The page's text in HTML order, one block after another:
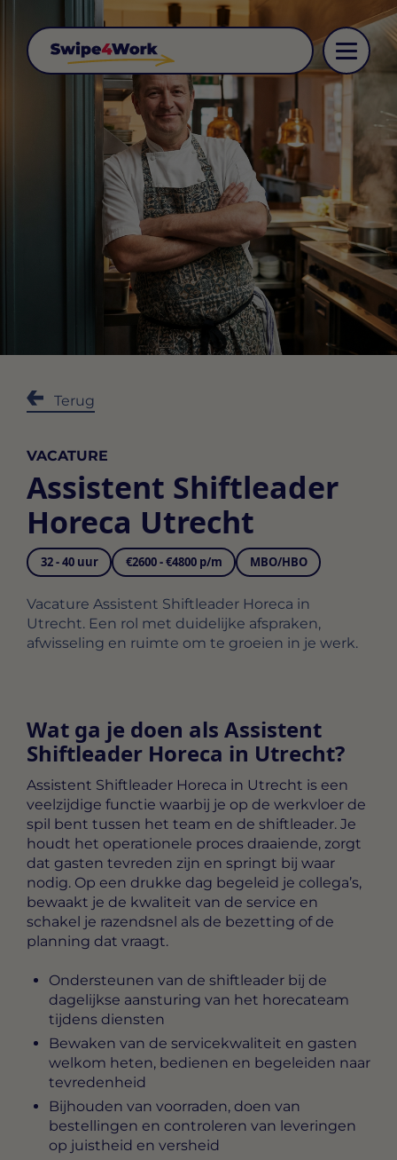
Terug
VACATURE
Assistent Shiftleader
Horeca Utrecht
32 - 40 uur €2600 - €4800 p/m MBO/HBO
Vacature Assistent Shiftleader Horeca in
Utrecht. Een rol met duidelijke afspraken,
afwisseling en ruimte om te groeien in je werk.
Wat ga je doen als Assistent
Shiftleader Horeca in Utrecht?
Assistent Shiftleader Horeca in Utrecht is een
veelzijdige functie waarbij je op de werkvloer de
spil bent tussen het team en de shiftleader. Je
houdt het operationele proces draaiende, zorgt
dat gasten tevreden zijn en springt bij waar
nodig. Op een drukke dag begeleid je collega’s,
bewaakt je de kwaliteit van de service en
schakel je razendsnel als de bezetting of de
planning dat vraagt.
Ondersteunen van de shiftleader bij de
dagelijkse aansturing van het horecateam
tijdens diensten
Bewaken van de servicekwaliteit en gasten
welkom heten, bedienen en begeleiden naar
tevredenheid
Bijhouden van voorraden, doen van
bestellingen en controleren van leveringen
op juistheid en versheid